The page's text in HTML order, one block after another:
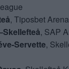
, Tiposbet
, SAP
Servette,